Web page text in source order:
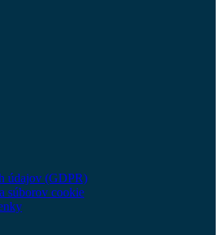
údajov (GDPR)
súborov cookie